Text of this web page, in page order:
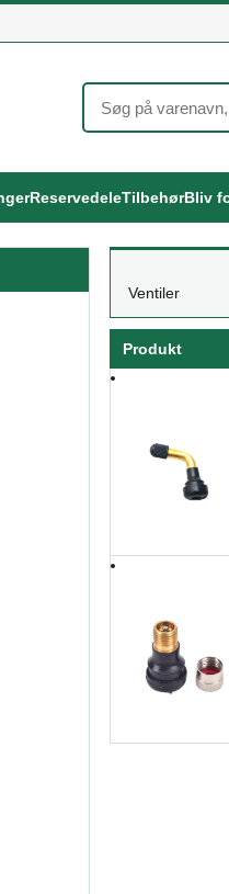
ReservedeleTilbehørBliv
Ventiler
Produkt